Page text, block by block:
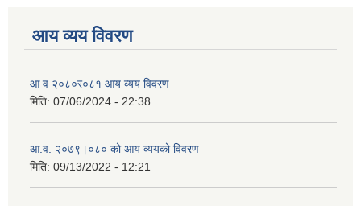
आय व्यय विवरण
आ व २०८०र०८१ आय व्यय विवरण
मिति: 07/06/2024 - 22:38
आ.व. २०७९।०८० को आय व्ययको विवरण
मिति: 09/13/2022 - 12:21